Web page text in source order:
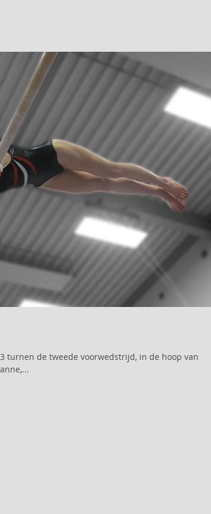
turnen de tweede voorwedstrijd, in de hoop van